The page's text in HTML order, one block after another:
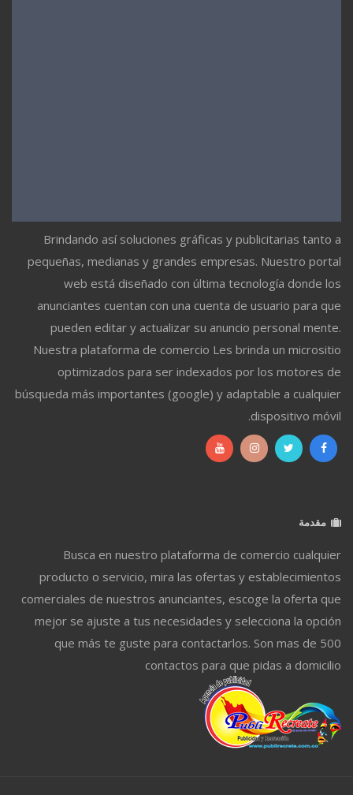
Brindando así soluciones gráficas y publicitarias tanto a
pequeñas, medianas y grandes empresas. Nuestro portal
web está diseñado con última tecnología donde los
anunciantes cuentan con una cuenta de usuario para que
pueden editar y actualizar su anuncio personal mente.
Nuestra plataforma de comercio Les brinda un micrositio
optimizados para ser indexados por los motores de
búsqueda más importantes (google) y adaptable a cualquier
dispositivo móvil.
مقدمة
Busca en nuestro plataforma de comercio cualquier
producto o servicio, mira las ofertas y establecimientos
comerciales de nuestros anunciantes, escoge la oferta que
mejor se ajuste a tus necesidades y selecciona la opción
que más te guste para contactarlos. Son mas de 500
contactos para que pidas a domicilio